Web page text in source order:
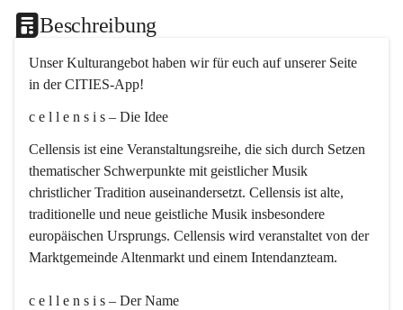
Beschreibung
Unser Kulturangebot haben wir für euch auf unserer Seite
in der CITIES-App!
c e l l e n s i s – Die Idee
Cellensis ist eine Veranstaltungsreihe, die sich durch Setzen
thematischer Schwerpunkte mit geistlicher Musik
christlicher Tradition auseinandersetzt. Cellensis ist alte,
traditionelle und neue geistliche Musik insbesondere
europäischen Ursprungs. Cellensis wird veranstaltet von der
Marktgemeinde Altenmarkt und einem Intendanzteam.
c e l l e n s i s – Der Name